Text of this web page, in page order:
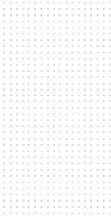
KAPACITET,
ADRESS
EGENSKAPER
PERFEKT FÖR